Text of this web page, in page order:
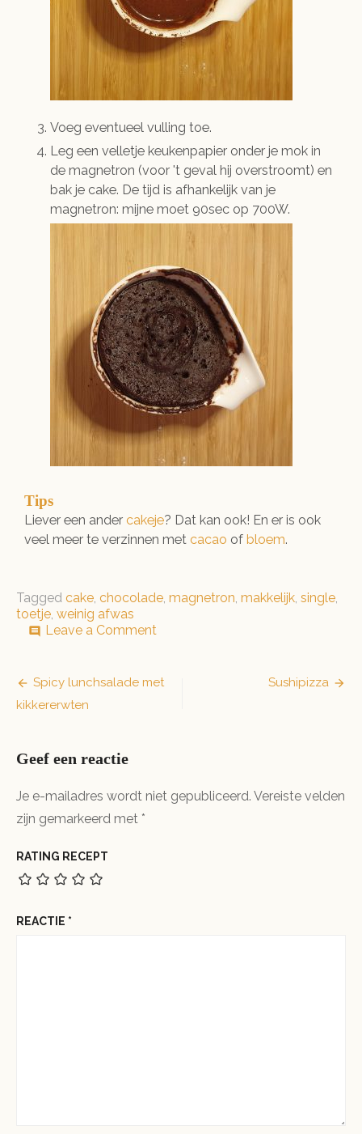
Voeg eventueel vulling toe.
Leg een velletje keukenpapier onder je mok in
de magnetron (voor 't geval hij overstroomt) en
bak je cake. De tijd is afhankelijk van je
magnetron: mijne moet 90sec op 700W.
Tips
Liever een ander cakeje? Dat kan ook! En er is ook
veel meer te verzinnen met cacao of bloem.
Tagged cake, chocolade, magnetron, makkelijk, single,
toetje, weinig afwas
comment Leave a Comment
in
Bericht
navigatie
Spicy lunchsalade met
kikkererwten
Sushipizza
Geef een reactie
Je e-mailadres wordt niet gepubliceerd. Vereiste velden
zijn gemarkeerd met *
RATING RECEPT
REACTIE *